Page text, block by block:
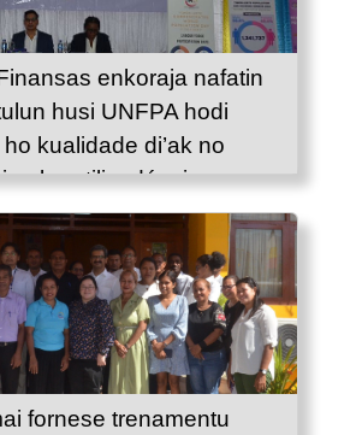
enkoraja nafatin
husi UNFPA hodi
kualidade di’ak no
ba utilizadór sira
fornese trenamentu